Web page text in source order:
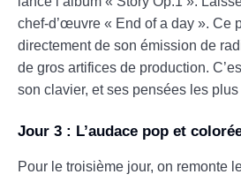
chef-d’œuvre « End of a day ». Ce
directement de son émission de
de gros artifices de production.
son clavier, et ses pensées les
Jour 3 : L’audace pop et
Pour le troisième jour, on remonte